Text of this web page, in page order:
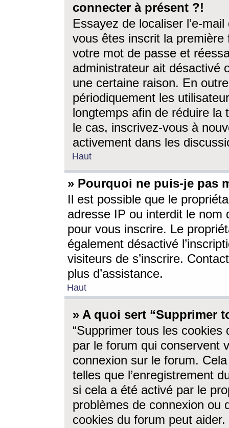
connecter à présent ?!
Essayez de localiser l’e-
vous êtes inscrit la première
votre mot de passe et
administrateur ait désactivé
une certaine raison. En
périodiquement les
longtemps afin de réduire la
le cas, inscrivez-vous à
activement dans les
Haut
» Pourquoi ne puis-je pas
Il est possible que le
adresse IP ou interdit le nom
pour vous inscrire. Le
également désactivé
visiteurs de s’inscrire.
plus d’assistance.
Haut
» A quoi sert “Supprimer
“Supprimer tous les cookies
par le forum qui conservent
connexion sur le forum.
telles que l’enregistrement
si cela a été activé par le
problèmes de connexion ou
cookies du forum peut aider.